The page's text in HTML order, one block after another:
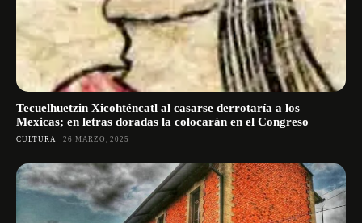
Tecuelhuetzin Xicohténcatl al casarse derrotaría a los
Mexicas; en letras doradas la colocarán en el Congreso
CULTURA 26 MARZO, 2025